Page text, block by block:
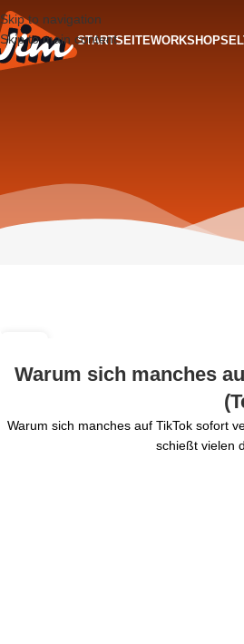
Skip to navigation
Skip to main content
STARTSEITEWORKSHOPS
Warum sich manches
Warum sich manches auf TikTok sofort
schießt vielen